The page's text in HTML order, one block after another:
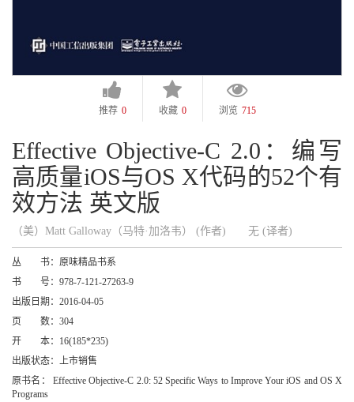
推荐 0 收藏 0 浏览 715
Effective Objective-C 2.0：编写
高质量iOS与OS X代码的52个有
效方法 英文版
（美）Matt Galloway（马特·加洛韦） (作者) 无 (译者)
丛 书： 原味精品书系
书 号： 978-7-121-27263-9
出版日期： 2016-04-05
页 数： 304
开 本： 16(185*235)
出版状态：
上市销售
原书名：
Effective Objective-C 2.0: 52 Specific Ways to Improve Your iOS and OS X
Programs